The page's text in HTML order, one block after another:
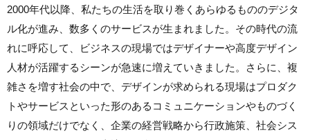
2000年代以降、私たちの生活を取り巻くあらゆるもののデジタ
ル化が進み、数多くのサービスが生まれました。その時代の流
れに呼応して、ビジネスの現場ではデザイナーや高度デザイン
人材が活躍するシーンが急速に増えていきました。さらに、複
雑さを増す社会の中で、デザインが求められる現場はプロダク
トやサービスといった形のあるコミュニケーションやものづく
りの領域だけでなく、企業の経営戦略から行政施策、社会シス